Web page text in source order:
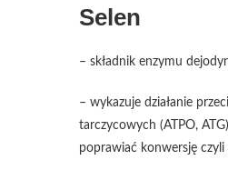
Selen
– składnik enzymu
– wykazuje działanie
tarczycowych (ATPO,
poprawiać konwersję